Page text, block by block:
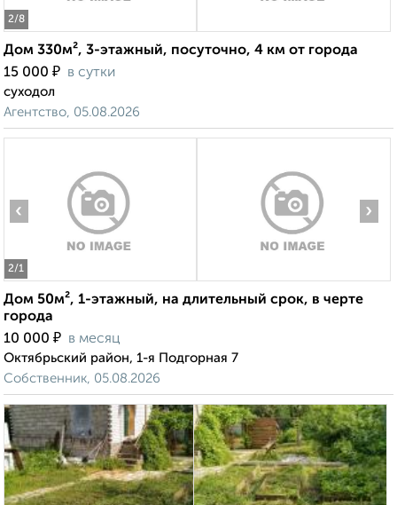
2/8
Дом 330м², 3-этажный, посуточно, 4 км от города
15 000 ₽ в сутки
суходол
Агентство, 05.08.2026
2/1
‹ ›
Дом 50м², 1-этажный, на длительный срок, в черте
города
10 000 ₽ в месяц
Октябрьский район, 1-я Подгорная 7
Собственник, 05.08.2026